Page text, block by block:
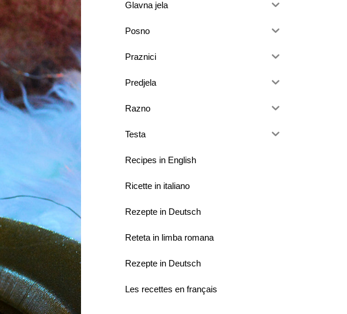
Glavna jela
Posno
Praznici
Predjela
Razno
Testa
Recipes in English
Ricette in italiano
Rezepte in Deutsch
Reteta in limba romana
Rezepte in Deutsch
Les recettes en français